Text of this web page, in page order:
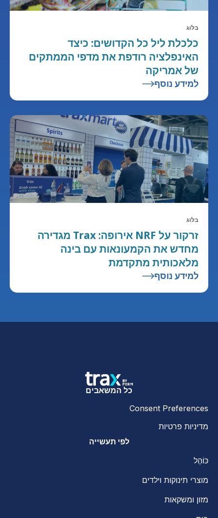
בלוג
כלכלת ליל כל הקדושים: כיצד
האינפלציה רודפת את מדפי הממתקים
של אמריקה
למידע נוסף
בלוג
זרקור על NRF אירופה: Trax מגדירה
מחדש את הקמעונאות עם בינה
מלאכותית מתקדמת
למידע נוסף
כל המשאבים
Consent Preferences
מדיניות פרטיות
לפי תעשייה
כּוֹהֶל
מוצרי תינוקות וילדים
מזון ומשקאות